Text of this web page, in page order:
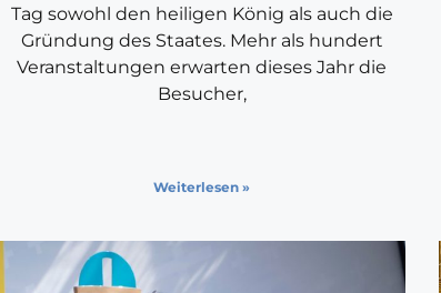
Tag sowohl den heiligen König als auch die
Gründung des Staates. Mehr als hundert
Veranstaltungen erwarten dieses Jahr die
Besucher,
Weiterlesen »